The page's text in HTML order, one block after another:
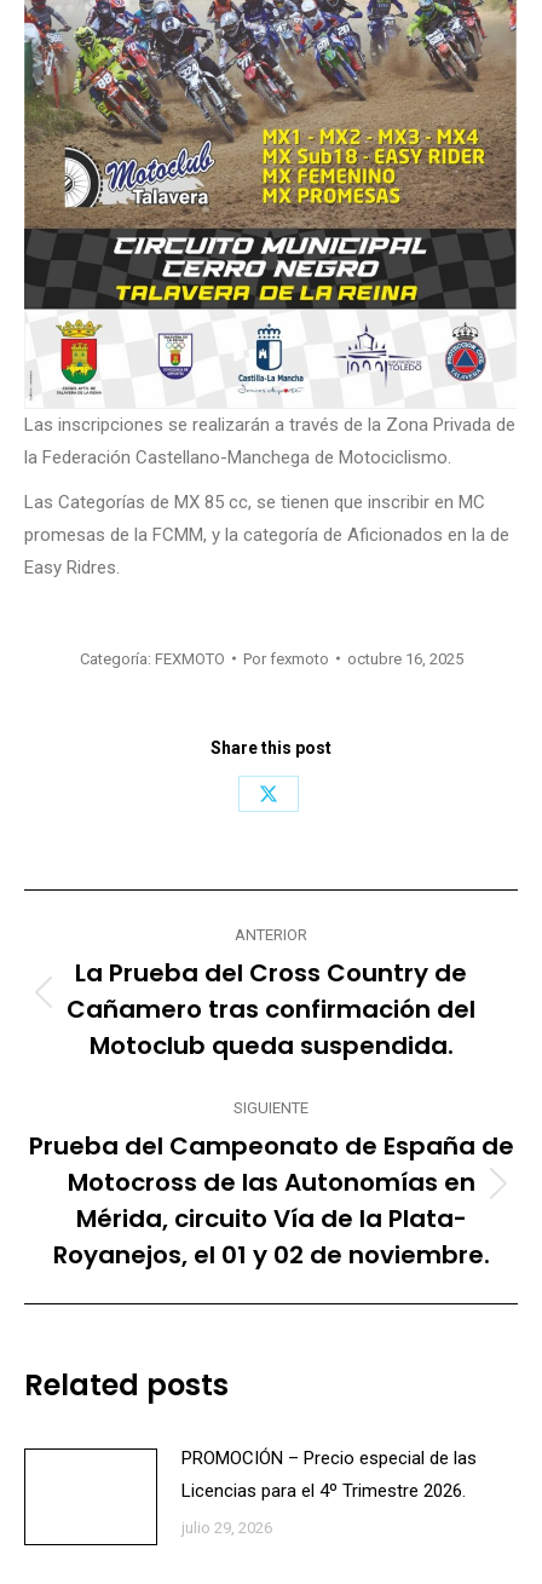
Las inscripciones se realizarán a través de la Zona Privada de
la Federación Castellano-Manchega de Motociclismo.
Las Categorías de MX 85 cc, se tienen que inscribir en MC
promesas de la FCMM, y la categoría de Aficionados en la de
Easy Ridres.
Categoría: FEXMOTO Por fexmoto octubre 16, 2025
Share this post
Share
Navegación
entre
publicaciones
ANTERIOR
Publicación
anterior:
La Prueba del Cross Country de
Cañamero tras confirmación del
Motoclub queda suspendida.
SIGUIENTE
Publicación
siguiente:
Prueba del Campeonato de España de
Motocross de las Autonomías en
Mérida, circuito Vía de la Plata-
Royanejos, el 01 y 02 de noviembre.
Related posts
PROMOCIÓN – Precio especial de las
Licencias para el 4º Trimestre 2026.
julio 29, 2026